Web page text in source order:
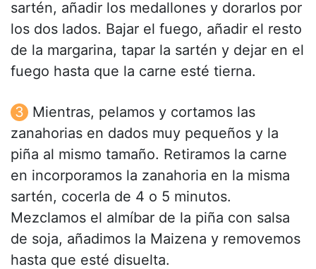
sartén, añadir los medallones y dorarlos por
los dos lados. Bajar el fuego, añadir el resto
de la margarina, tapar la sartén y dejar en el
fuego hasta que la carne esté tierna.
Mientras, pelamos y cortamos las
zanahorias en dados muy pequeños y la
piña al mismo tamaño. Retiramos la carne
en incorporamos la zanahoria en la misma
sartén, cocerla de 4 o 5 minutos.
Mezclamos el almíbar de la piña con salsa
de soja, añadimos la Maizena y removemos
hasta que esté disuelta.